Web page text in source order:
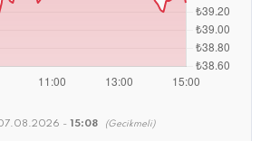
- 15:08 (Gecikmeli)